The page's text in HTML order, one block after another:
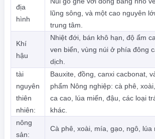
địa
hình
lũng sông, và một cao nguyên
trung tâm.
Khí
hậu
Nhiệt đới, bán khô hạn, độ ẩm
ven biển, vùng núi ở phía đông
dịch.
tài
nguyên
thiên
nhiên:
Bauxite, đồng, canxi cacbonat,
phẩm Nông nghiệp: cà phê,
ca cao, lúa miến, đậu, các loại
khác.
nông
sản:
Cà phê, xoài, mía, gạo, ngô, lúa